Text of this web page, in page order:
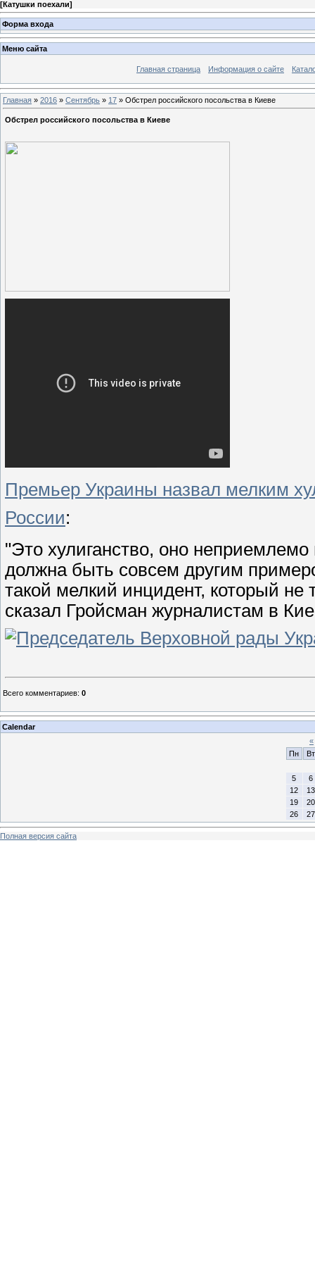
[Катушки поехали]
Форма входа
Меню сайта
Главная страница Информация о сайте
Главная » 2016 » Сентябрь » 17 » Обстрел российского посольства в Киеве
Обстрел российского посольства в Киеве
Премьер Украины назвал мелким
России:
"Это хулиганство, оно
должна быть совсем другим
такой мелкий инцидент, который
сказал Гройсман журналистам в
Всего комментариев: 0
Calendar
«
Пн
Вт
5
6
12
13
19
20
26
27
Полная версия сайта